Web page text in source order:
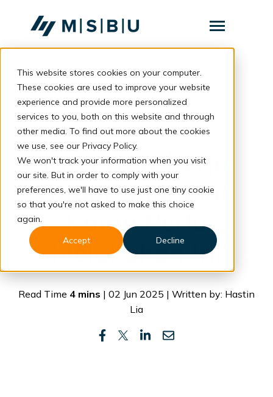
This website stores cookies on your computer.
These cookies are used to improve your website
experience and provide more personalized
services to you, both on this website and through
other media. To find out more about the cookies
we use, see our Privacy Policy.
We won't track your information when you visit
our site. But in order to comply with your
preferences, we'll have to use just one tiny cookie
so that you're not asked to make this choice
again.
Accept
Decline
Toggle
Layanan Toggle
children
Layanan
Komunitas
Tentang
Resources Toggle
children
Resources
Konsultasi
back to blog
Career
Interview Kerja
Gagal? Mungkin
Kamu Perlu
Melakukan Ini
Read Time 4 mins | 02 Jun 2025 | Written by: Hastin
Lia